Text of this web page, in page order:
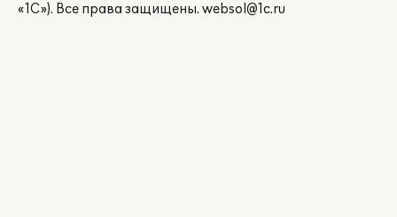
«1С»). Все права защищены. websol@1c.ru